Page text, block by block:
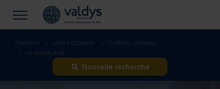
Thalasso Idées cadeaux
Coffrets cadeaux
Un week-end
Nouvelle recherche